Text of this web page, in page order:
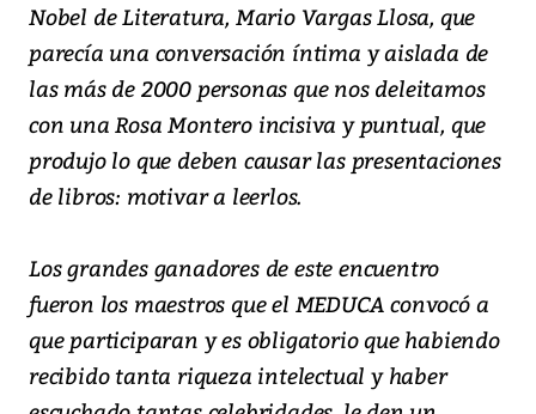
Nobel de Literatura, Mario Vargas Llosa, que
parecía una conversación íntima y aislada de
las más de 2000 personas que nos deleitamos
con una Rosa Montero incisiva y puntual, que
produjo lo que deben causar las presentaciones
de libros: motivar a leerlos.
Los grandes ganadores de este encuentro
fueron los maestros que el MEDUCA convocó a
que participaran y es obligatorio que habiendo
recibido tanta riqueza intelectual y haber